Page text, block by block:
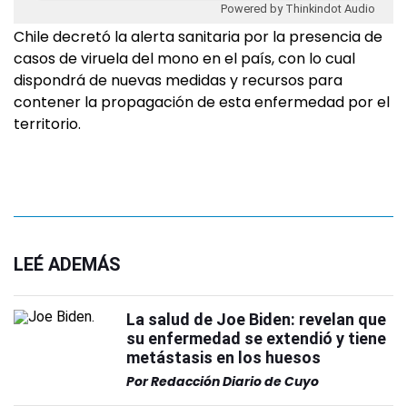
Powered by Thinkindot Audio
Chile decretó la alerta sanitaria por la presencia de
casos de viruela del mono en el país, con lo cual
dispondrá de nuevas medidas y recursos para
contener la propagación de esta enfermedad por el
territorio.
LEÉ ADEMÁS
La salud de Joe Biden: revelan que
su enfermedad se extendió y tiene
metástasis en los huesos
PorRedacción Diario de Cuyo